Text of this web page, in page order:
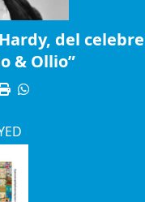
del celebre
& Ollio”